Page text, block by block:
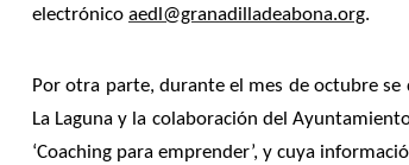
electrónico aedl@granadilladeabona.org.
Por otra parte, durante el mes de octubre
La Laguna y la colaboración del
‘Coaching para emprender’, y cuya